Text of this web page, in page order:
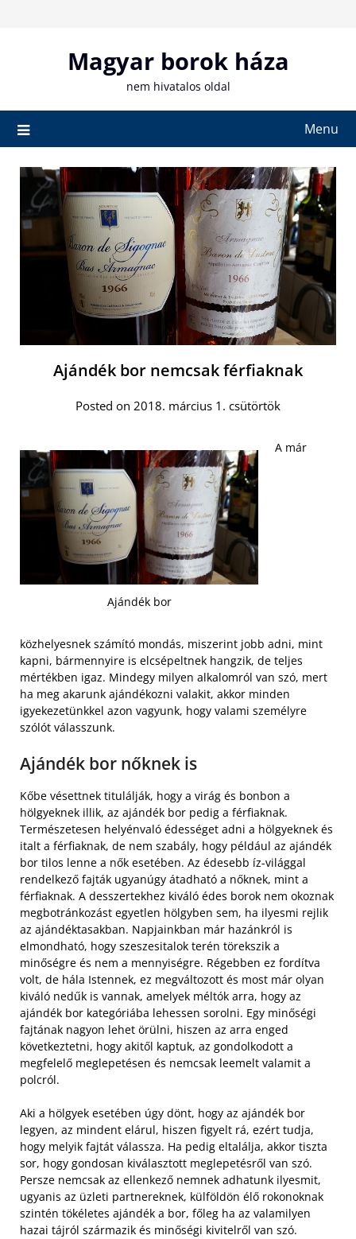
Magyar borok háza
nem hivatalos oldal
Menu
Ajándék bor nemcsak férfiaknak
Posted on 2018. március 1. csütörtök
Ajándék bor
A már
közhelyesnek számító mondás, miszerint jobb adni, mint
kapni, bármennyire is elcsépeltnek hangzik, de teljes
mértékben igaz. Mindegy milyen alkalomról van szó, mert
ha meg akarunk ajándékozni valakit, akkor minden
igyekezetünkkel azon vagyunk, hogy valami személyre
szólót válasszunk.
Ajándék bor nőknek is
Kőbe vésettnek titulálják, hogy a virág és bonbon a
hölgyeknek illik, az ajándék bor pedig a férfiaknak.
Természetesen helyénvaló édességet adni a hölgyeknek és
italt a férfiaknak, de nem szabály, hogy például az ajándék
bor tilos lenne a nők esetében. Az édesebb íz-világgal
rendelkező fajták ugyanúgy átadható a nőknek, mint a
férfiaknak. A desszertekhez kiváló édes borok nem okoznak
megbotránkozást egyetlen hölgyben sem, ha ilyesmi rejlik
az ajándéktasakban. Napjainkban már hazánkról is
elmondható, hogy szeszesitalok terén törekszik a
minőségre és nem a mennyiségre. Régebben ez fordítva
volt, de hála Istennek, ez megváltozott és most már olyan
kiváló nedűk is vannak, amelyek méltók arra, hogy az
ajándék bor kategóriába lehessen sorolni. Egy minőségi
fajtának nagyon lehet örülni, hiszen az arra enged
következtetni, hogy akitől kaptuk, az gondolkodott a
megfelelő meglepetésen és nemcsak leemelt valamit a
polcról.
Aki a hölgyek esetében úgy dönt, hogy az ajándék bor
legyen, az mindent elárul, hiszen figyelt rá, ezért tudja,
hogy melyik fajtát válassza. Ha pedig eltalálja, akkor tiszta
sor, hogy gondosan kiválasztott meglepetésről van szó.
Persze nemcsak az ellenkező nemnek adhatunk ilyesmit,
ugyanis az üzleti partnereknek, külföldön élő rokonoknak
szintén tökéletes ajándék a bor, főleg ha az valamilyen
hazai tájról származik és minőségi kivitelről van szó.